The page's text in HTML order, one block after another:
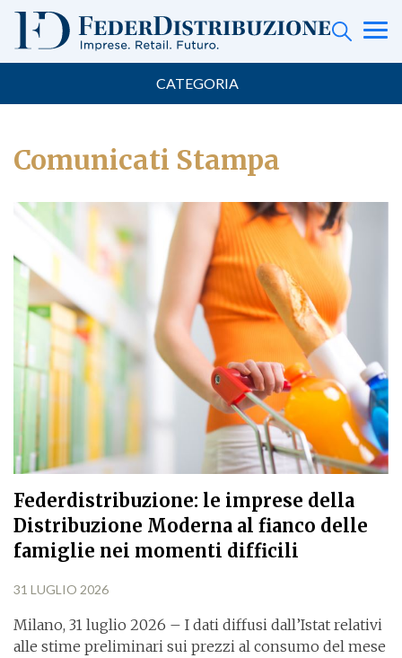
CATEGORIA
Comunicati Stampa
Federdistribuzione: le imprese della
Distribuzione Moderna al fianco delle
famiglie nei momenti difficili
31 LUGLIO 2026
Milano, 31 luglio 2026 – I dati diffusi dall’Istat relativi
alle stime preliminari sui prezzi al consumo del mese